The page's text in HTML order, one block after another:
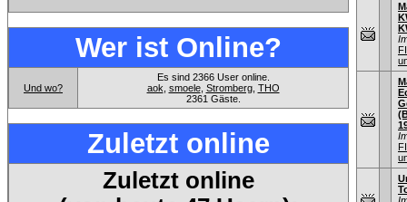
Wer ist Online?
Und wo?
Es sind 2366 User online.
aok smoele, Stromberg, THO
2361 Gäste.
Zuletzt online
Zuletzt online